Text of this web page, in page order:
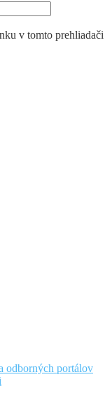
v tomto prehliadači
odborných portálov